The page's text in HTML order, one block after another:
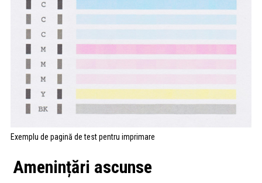
Exemplu de pagină de test pentru imprimare
Amenințări ascunse